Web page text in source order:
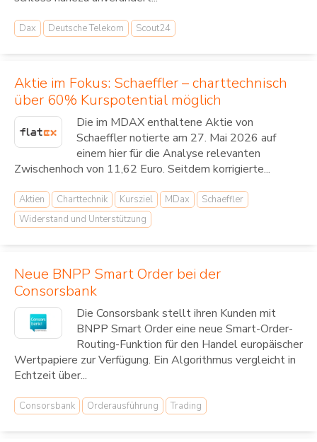
Dax Deutsche Telekom Scout24
Aktie im Fokus: Schaeffler – charttechnisch
über 60% Kurspotential möglich
Die im MDAX enthaltene Aktie von
Schaeffler notierte am 27. Mai 2026 auf
einem hier für die Analyse relevanten
Zwischenhoch von 11,62 Euro. Seitdem korrigierte...
Aktien Charttechnik Kursziel MDax
Schaeffler
Widerstand und Unterstützung
Neue BNPP Smart Order bei der
Consorsbank
Die Consorsbank stellt ihren Kunden mit
BNPP Smart Order eine neue Smart-Order-
Routing-Funktion für den Handel europäischer
Wertpapiere zur Verfügung. Ein Algorithmus vergleicht in
Echtzeit über...
Consorsbank Orderausführung Trading